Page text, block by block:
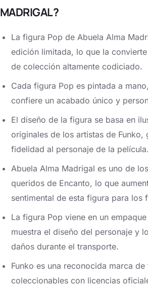
MADRIGAL?
La figura Pop de Abuela Alma
edición limitada, lo que la
de colección altamente codiciado.
Cada figura Pop es pintada a
confiere un acabado único y
El diseño de la figura se basa en
originales de los artistas de Funko,
fidelidad al personaje de la película.
Abuela Alma Madrigal es uno de
queridos de Encanto, lo que
sentimental de esta figura para los
La figura Pop viene en un
muestra el diseño del personaje y
daños durante el transporte.
Funko es una reconocida marca de
coleccionables con licencias